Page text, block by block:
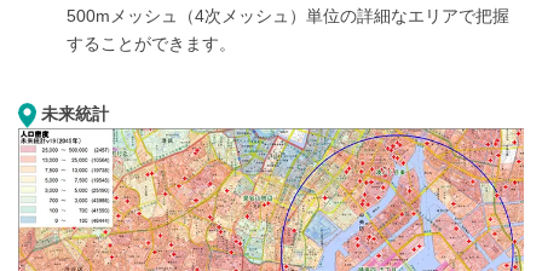
500mメッシュ（4次メッシュ）単位の詳細なエリアで把握
することができます。
未来統計